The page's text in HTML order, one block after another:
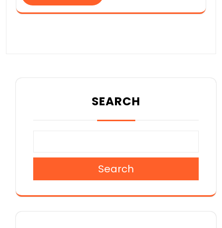
SEARCH
Search